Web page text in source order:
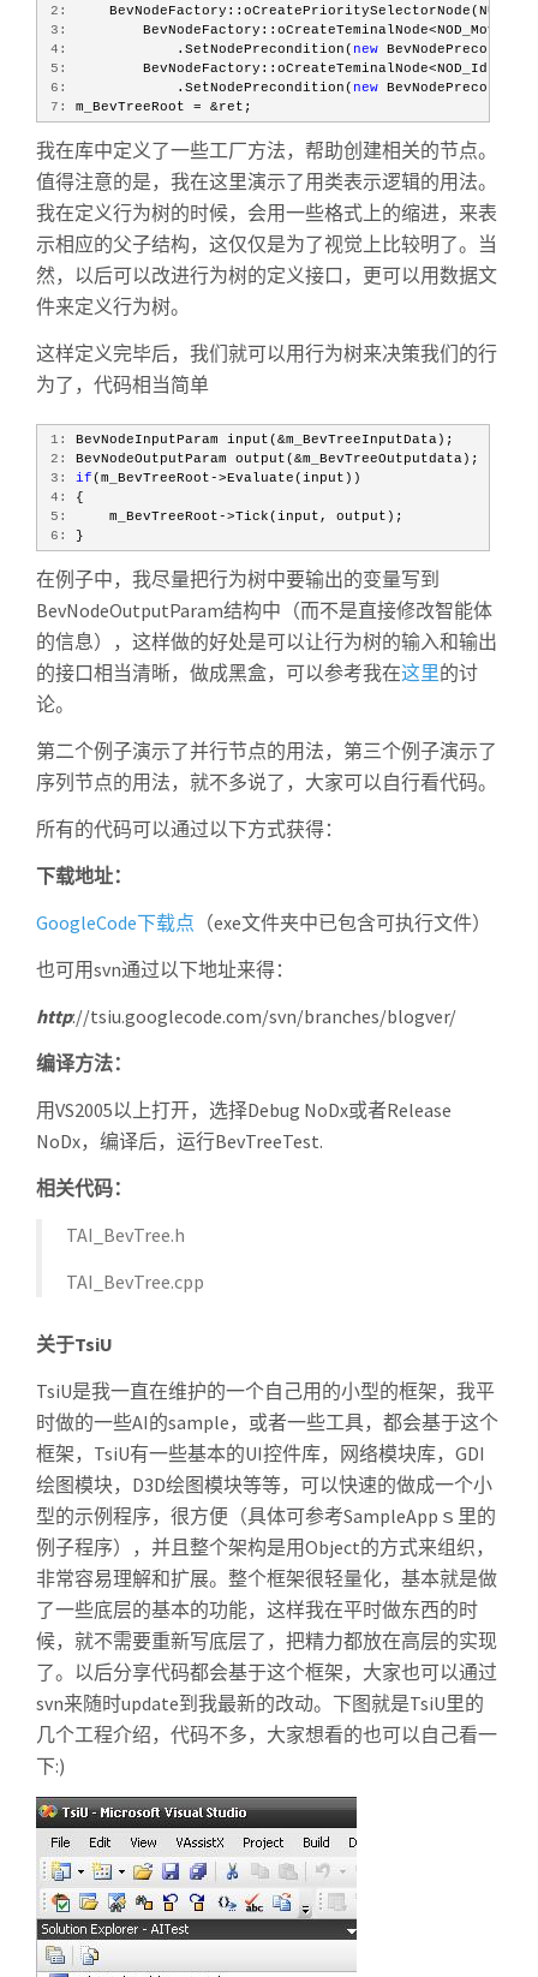
2:
     BevNodeFactory::oCreatePrioritySelectorNode(NULL,
3:
4:
             .SetNodePrecondition(
new
5:
6:
             .SetNodePrecondition(
new
7:
m_BevTreeRoot = &ret;
我在库中定义了一些工厂方法，帮助创建相关的节点。
值得注意的是，我在这里演示了用类表示逻辑的用法。
我在定义行为树的时候，会用一些格式上的缩进，来表
示相应的父子结构，这仅仅是为了视觉上比较明了。当
然，以后可以改进行为树的定义接口，更可以用数据文
件来定义行为树。
这样定义完毕后，我们就可以用行为树来决策我们的行
为了，代码相当简单
1:
BevNodeInputParam input(&m_BevTreeInputData);
2:
BevNodeOutputParam output(&m_BevTreeOutputdata);
3:
if(m_BevTreeRoot->Evaluate(input))
4:
{
5:
     m_BevTreeRoot->Tick(input, output);
6:
}
在例子中，我尽量把行为树中要输出的变量写到
BevNodeOutputParam结构中（而不是直接修改智能体
的信息），这样做的好处是可以让行为树的输入和输出
的接口相当清晰，做成黑盒，可以参考我在这里的讨
论。
第二个例子演示了并行节点的用法，第三个例子演示了
序列节点的用法，就不多说了，大家可以自行看代码。
所有的代码可以通过以下方式获得：
下载地址：
GoogleCode下载点 （exe文件夹中已包含可执行文件）
也可用svn通过以下地址来得：
http://tsiu.googlecode.com/svn/branches/blogver/
编译方法：
用VS2005以上打开，选择Debug NoDx或者Release
NoDx，编译后，运行BevTreeTest.
相关代码：
TAI_BevTree.h
TAI_BevTree.cpp
关于TsiU
TsiU是我一直在维护的一个自己用的小型的框架，我平
时做的一些AI的sample，或者一些工具，都会基于这个
框架，TsiU有一些基本的UI控件库，网络模块库，GDI
绘图模块，D3D绘图模块等等，可以快速的做成一个小
型的示例程序，很方便（具体可参考SampleAppｓ里的
例子程序），并且整个架构是用Object的方式来组织，
非常容易理解和扩展。整个框架很轻量化，基本就是做
了一些底层的基本的功能，这样我在平时做东西的时
候，就不需要重新写底层了，把精力都放在高层的实现
了。以后分享代码都会基于这个框架，大家也可以通过
svn来随时update到我最新的改动。下图就是TsiU里的
几个工程介绍，代码不多，大家想看的也可以自己看一
下:)